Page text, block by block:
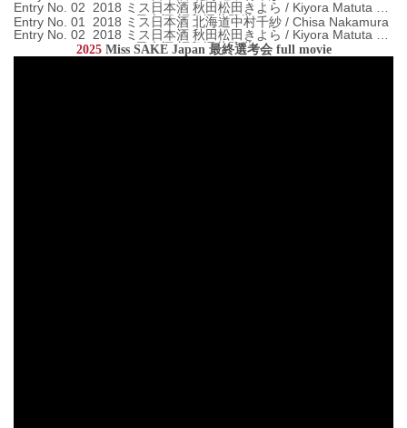
Entry No. 02 2018 ミス日本酒 秋田松田きよら / Kiyora Matuta En
try No. 03 2018 ミス日本酒 福島堀井雅世 / Masayo Horii ...
Entry No. 01 2018 ミス日本酒 北海道中村千紗 / Chisa Nakamura
Entry No. 02 2018 ミス日本酒 秋田松田きよら / Kiyora Matuta En
try No. 03 2018 ミス日本酒 福島堀井雅世 / Masayo Horii ...
2025 Miss SAKE Japan 最終選考会 full movie